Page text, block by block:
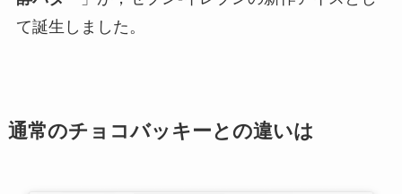
て誕生しました。
通常のチョコバッキーとの違いは